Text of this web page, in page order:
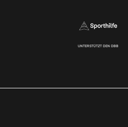
UNTERSTÜTZT DEN DBB